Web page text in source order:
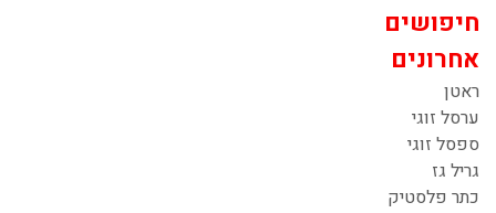
חיפושים
אחרונים
ראטן
ערסל זוגי
ספסל זוגי
גריל גז
כתר פלסטיק